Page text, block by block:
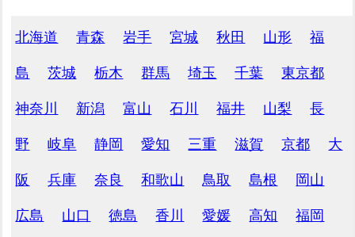
北海道 青森 岩手 宮城 秋田 山形 福
島 茨城 栃木 群馬 埼玉 千葉 東京都
神奈川 新潟 富山 石川 福井 山梨 長
野 岐阜 静岡 愛知 三重 滋賀 京都 大
阪 兵庫 奈良 和歌山 鳥取 島根 岡山
広島 山口 徳島 香川 愛媛 高知 福岡